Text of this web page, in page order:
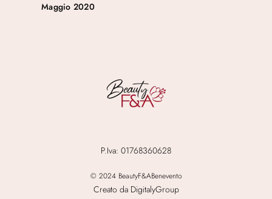
P.Iva: 01768360628
© 2024 BeautyF&ABenevento
Creato da DigitalyGroup
Maggio 2020